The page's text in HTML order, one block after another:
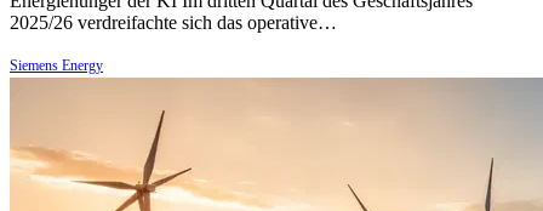
2025/26 verdreifachte sich das operative…
Siemens Energy